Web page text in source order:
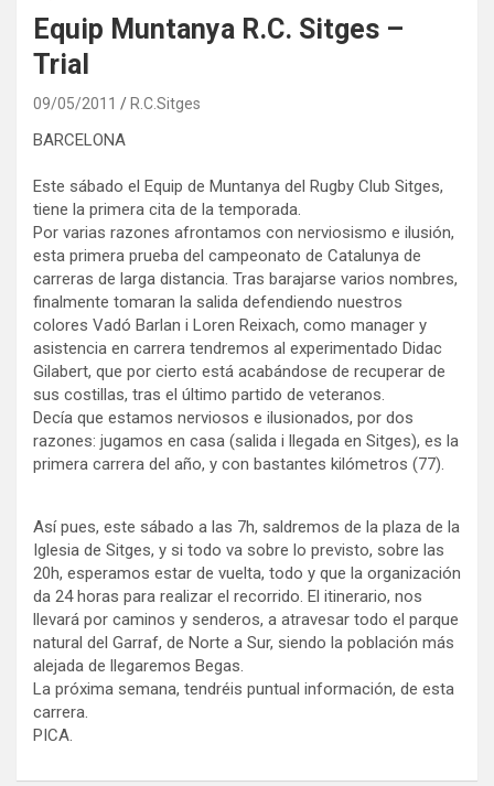
Equip Muntanya R.C. Sitges –
Trial
09/05/2011 R.C.Sitges
BARCELONA
Este sábado el Equip de Muntanya del Rugby Club Sitges,
tiene la primera cita de la temporada.
Por varias razones afrontamos con nerviosismo e ilusión,
esta primera prueba del campeonato de Catalunya de
carreras de larga distancia. Tras barajarse varios nombres,
finalmente tomaran la salida defendiendo nuestros
colores Vadó Barlan i Loren Reixach, como manager y
asistencia en carrera tendremos al experimentado Didac
Gilabert, que por cierto está acabándose de recuperar de
sus costillas, tras el último partido de veteranos.
Decía que estamos nerviosos e ilusionados, por dos
razones: jugamos en casa (salida i llegada en Sitges), es la
primera carrera del año, y con bastantes kilómetros (77).
Así pues, este sábado a las 7h, saldremos de la plaza de la
Iglesia de Sitges, y si todo va sobre lo previsto, sobre las
20h, esperamos estar de vuelta, todo y que la organización
da 24 horas para realizar el recorrido. El itinerario, nos
llevará por caminos y senderos, a atravesar todo el parque
natural del Garraf, de Norte a Sur, siendo la población más
alejada de llegaremos Begas.
La próxima semana, tendréis puntual información, de esta
carrera.
PICA.